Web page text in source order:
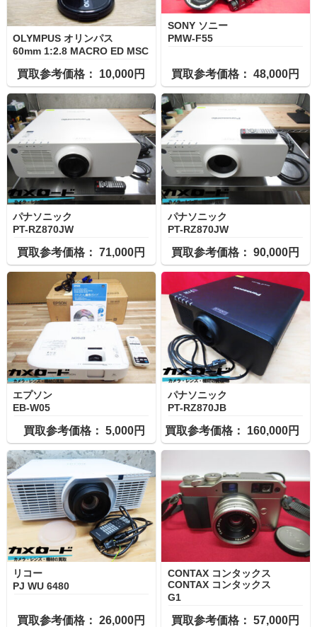
OLYMPUS オリンパス
60mm 1:2.8 MACRO ED MSC
買取参考価格： 10,000円
SONY ソニー
PMW-F55
買取参考価格： 48,000円
パナソニック
PT-RZ870JW
買取参考価格： 71,000円
パナソニック
PT-RZ870JW
買取参考価格： 90,000円
エプソン
EB-W05
買取参考価格： 5,000円
パナソニック
PT-RZ870JB
買取参考価格： 160,000円
リコー
PJ WU 6480
買取参考価格： 26,000円
CONTAX コンタックス
CONTAX コンタックス
G1
買取参考価格： 57,000円